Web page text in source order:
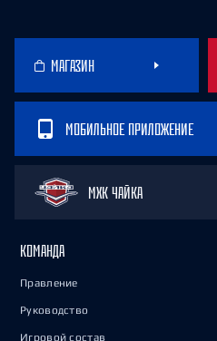
МАГАЗИН
МОБИЛЬНОЕ ПРИЛОЖЕНИЕ
МХК ЧАЙКА
КОМАНДА
Правление
Руководство
Игровой состав